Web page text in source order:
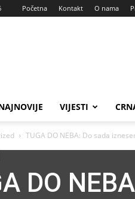
Početna Kontakt O nama
VIJESTI
TUGA DO NEBA: Do sada
DO